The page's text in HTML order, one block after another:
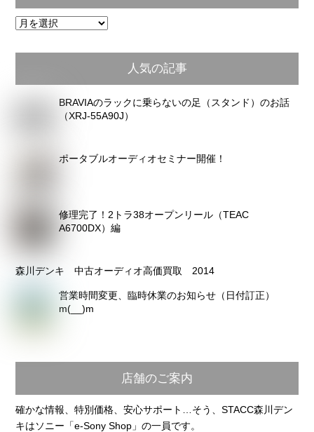
月
ア
カ
人気の記事
BRAVIAのラックに乗らないの足（スタンド）のお話
（XRJ-55A90J）
ポータブルオーディオセミナー開催！
修理完了！2トラ38オープンリール（TEAC
A6700DX）編
森川デンキ 中古オーディオ高価買取 2014
営業時間変更、臨時休業のお知らせ（日付訂正）
m(__)m
店舗のご案内
確かな情報、特別価格、安心サポート…そう、STACC森川デン
キはソニー「e-Sony Shop」の一員です。